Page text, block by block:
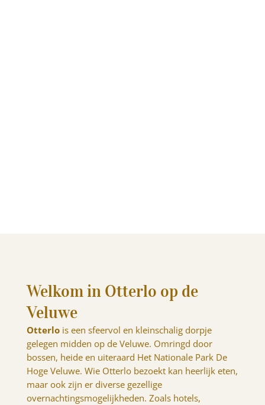
Welkom in Otterlo op de
Veluwe
Otterlois een sfeervol en kleinschalig dorpje
gelegen midden op de Veluwe. Omringd door
bossen, heide en uiteraard Het Nationale Park De
Hoge Veluwe. Wie Otterlo bezoekt kan heerlijk eten,
maar ook zijn er diverse gezellige
overnachtingsmogelijkheden. Zoals hotels,